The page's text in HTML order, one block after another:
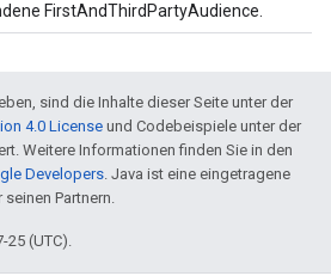
FirstAndThirdPartyAudience.
sind die Inhalte dieser Seite unter der
4.0 License und Codebeispiele unter der
Weitere Informationen finden Sie in den
Developers. Java ist eine eingetragene
Partnern.
25 (UTC).